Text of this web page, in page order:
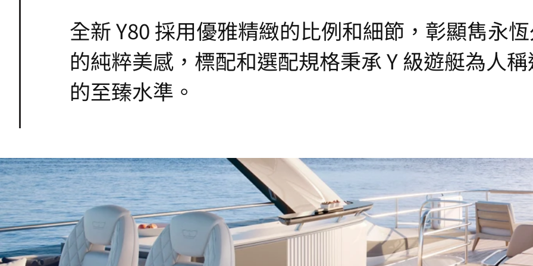
全新 Y80 採用優雅精緻的比例和細節，彰顯雋永
的純粹美感，標配和選配規格秉承 Y 級遊艇為人
的至臻水準。